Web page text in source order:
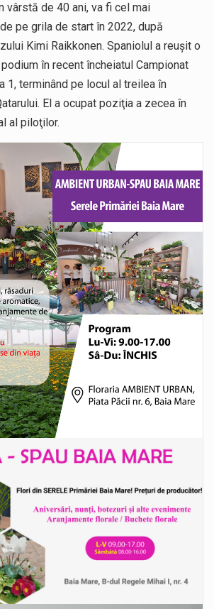
vârstă de 40 ani, va fi cel mai
pe grila de start în 2022, după
Kimi Raikkonen. Spaniolul a reuşit o
în recent încheiatul Campionat
1, terminând pe locul al treilea în
El a ocupat poziţia a zecea în
al piloţilor.